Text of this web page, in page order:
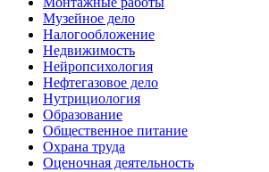
Музейное дело
Налогообложение
Недвижимость
Нейропсихология
Нефтегазовое дело
Нутрициология
Образование
Общественное питание
Охрана труда
Оценочная деятельность